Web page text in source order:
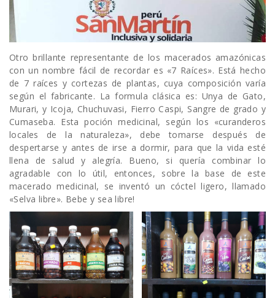
Otro brillante representante de los macerados amazónicas
con un nombre fácil de recordar es «7 Raíces». Está hecho
de 7 raíces y cortezas de plantas, cuya composición varía
según el fabricante. La formula clásica es: Unya de Gato,
Murari, y Icoja, Chuchuvasi, Fierro Caspi, Sangre de grado y
Cumaseba. Esta poción medicinal, según los «curanderos
locales de la naturaleza», debe tomarse después de
despertarse y antes de irse a dormir, para que la vida esté
llena de salud y alegría. Bueno, si quería combinar lo
agradable con lo útil, entonces, sobre la base de este
macerado medicinal, se inventó un cóctel ligero, llamado
«Selva libre». Bebe y sea libre!